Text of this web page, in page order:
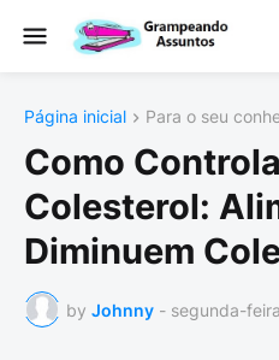
Página inicial Para o seu
Como
Colesterol:
Diminuem
by Johnny - segunda-